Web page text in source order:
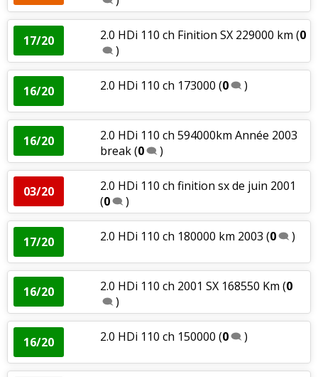
17/20 2.0 HDi 110 ch Finition SX 229000 km (0
)
16/20 2.0 HDi 110 ch 173000 (0 )
16/20
2.0 HDi 110 ch 594000km Année 2003
break(0 )
03/20
2.0 HDi 110 ch finition sx de juin 2001
(0 )
17/20 2.0 HDi 110 ch 180000 km 2003 (0 )
16/20 2.0 HDi 110 ch 2001 SX 168550 Km (0
)
16/20 2.0 HDi 110 ch 150000 (0 )